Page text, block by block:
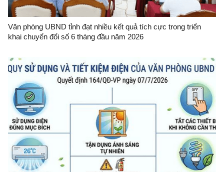
Văn phòng UBND tỉnh đạt nhiều kết quả tích cực trong triển
khai chuyển đổi số 6 tháng đầu năm 2026